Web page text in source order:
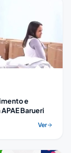
e
Barueri
Ver